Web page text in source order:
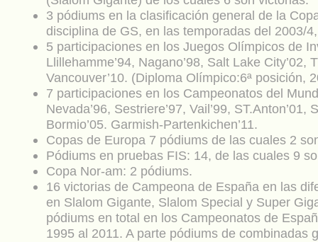
3 pódiums en la clasificación general de la
disciplina de GS, en las temporadas del 2003/
5 participaciones en los Juegos Olímpicos de
Llillehamme’94, Nagano’98, Salt Lake City’02,
Vancouver’10. (Diploma Olímpico:6ª posición,
7 participaciones en los Campeonatos del
Nevada’96, Sestriere’97, Vail’99, ST.Anton’01,
Bormio’05. Garmish-Partenkichen’11.
Copas de Europa 7 pódiums de las cuales 2
Pódiums en pruebas FIS: 14, de las cuales 9
Copa Nor-am: 2 pódiums.
16 victorias de Campeona de España en las
en Slalom Gigante, Slalom Special y Super
pódiums en total en los Campeonatos de
1995 al 2011. A parte pódiums de combinadas